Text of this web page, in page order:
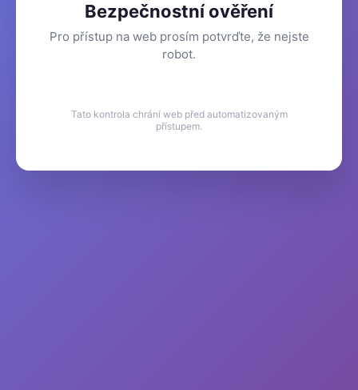
Bezpečnostní ověření
Pro přístup na web prosím potvrďte, že nejste
robot.
Tato kontrola chrání web před automatizovaným
přístupem.